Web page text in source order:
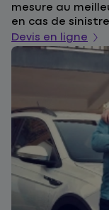
mesure au
en cas de sinistre
Devis en ligne